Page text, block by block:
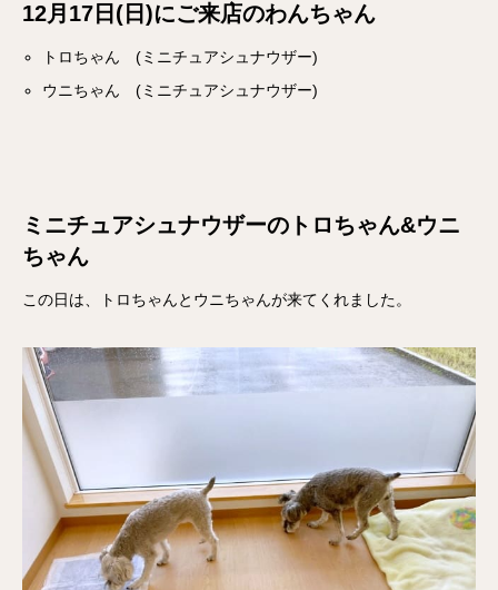
12月17日(日)にご来店のわんちゃん
トロちゃん (ミニチュアシュナウザー)
ウニちゃん (ミニチュアシュナウザー)
ミニチュアシュナウザーのトロちゃん&ウニ
ちゃん
この日は、トロちゃんとウニちゃんが来てくれました。